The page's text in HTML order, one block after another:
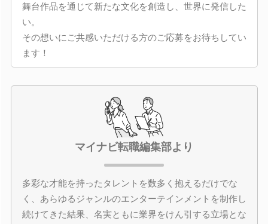
舞台作品を通じて新たな文化を創造し、世界に発信した
い。
その想いにご共感いただける方のご応募をお待ちしてい
ます！
マイナビ転職編集部より
多彩な才能を持ったタレントを数多く抱えるだけでな
く、あらゆるジャンルのエンターテインメントを制作し
続けてきた結果、名実ともに業界をけん引する立場とな